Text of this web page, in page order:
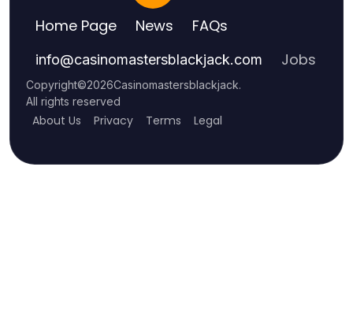
Home Page News FAQs
info@casinomastersblackjack.com Jobs
Copyright©2026Casinomastersblackjack.
All rights reserved
About Us Privacy Terms Legal